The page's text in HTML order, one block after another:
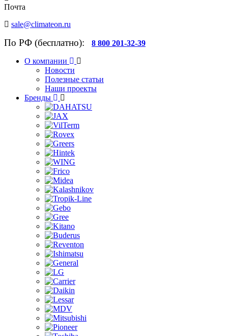
Почта
sale@climateon.ru
По РФ (бесплатно): 8 800 201-32-39
О компании
Новости
Полезные статьи
Наши проекты
Бренды